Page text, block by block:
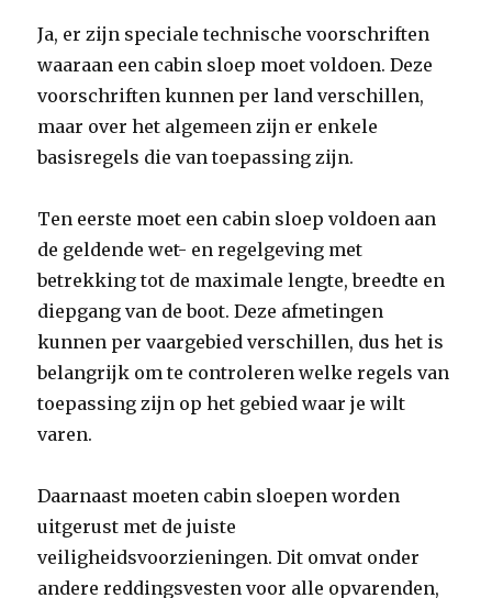
Ja, er zijn speciale technische voorschriften
waaraan een cabin sloep moet voldoen. Deze
voorschriften kunnen per land verschillen,
maar over het algemeen zijn er enkele
basisregels die van toepassing zijn.
Ten eerste moet een cabin sloep voldoen aan
de geldende wet- en regelgeving met
betrekking tot de maximale lengte, breedte en
diepgang van de boot. Deze afmetingen
kunnen per vaargebied verschillen, dus het is
belangrijk om te controleren welke regels van
toepassing zijn op het gebied waar je wilt
varen.
Daarnaast moeten cabin sloepen worden
uitgerust met de juiste
veiligheidsvoorzieningen. Dit omvat onder
andere reddingsvesten voor alle opvarenden,